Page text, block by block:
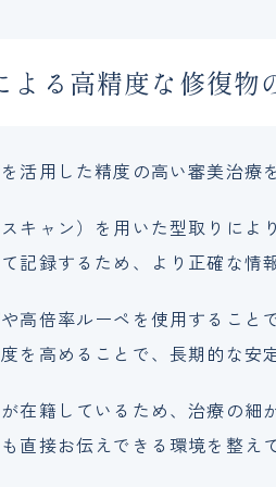
よる高精度な修復物
活用した精度の高い審美治療
キャン）を用いた型取りに
記録するため、より正確な情
高倍率ルーペを使用するこ
を高めることで、長期的な安
在籍しているため、治療の
直接お伝えできる環境を整え